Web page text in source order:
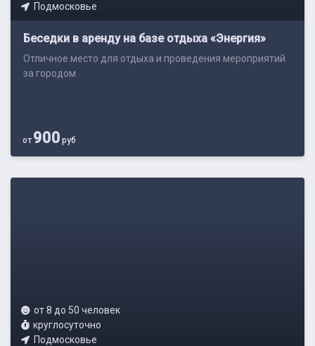
Подмосковье
Беседки в аренду на базе отдыха «Энергия»
Отличное место для отдыха и проведения мероприятий
за городом
от900 руб
от 8 до 50 человек
круглосуточно
Подмосковье